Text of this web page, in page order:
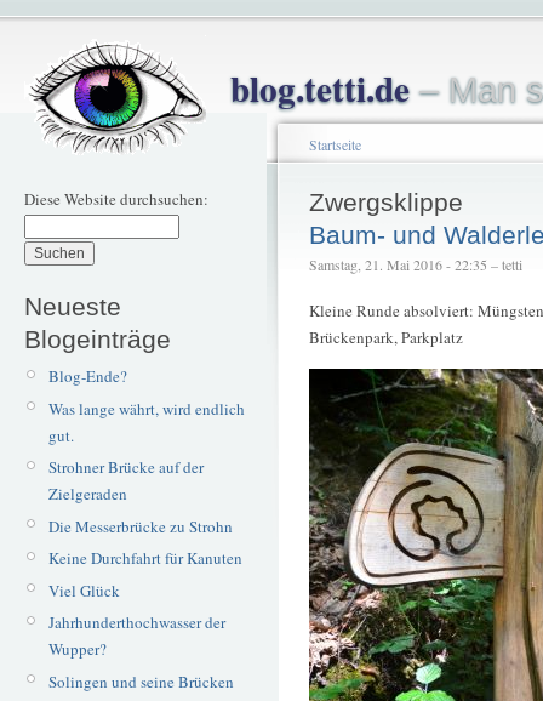
blog.tetti.de– Man
Diese Website durchsuchen:
Neueste
Blogeinträge
Blog-Ende?
Was lange währt, wird endlich
gut.
Strohner Brücke auf der
Zielgeraden
Die Messerbrücke zu Strohn
Keine Durchfahrt für Kanuten
Viel Glück
Jahrhunderthochwasser der
Wupper?
Solingen und seine Brücken
Startseite
Zwergsklippe
Baum- und
Samstag, 21. Mai 2016 - 22:35 – tetti
Kleine Runde absolviert:
Brückenpark, Parkplatz